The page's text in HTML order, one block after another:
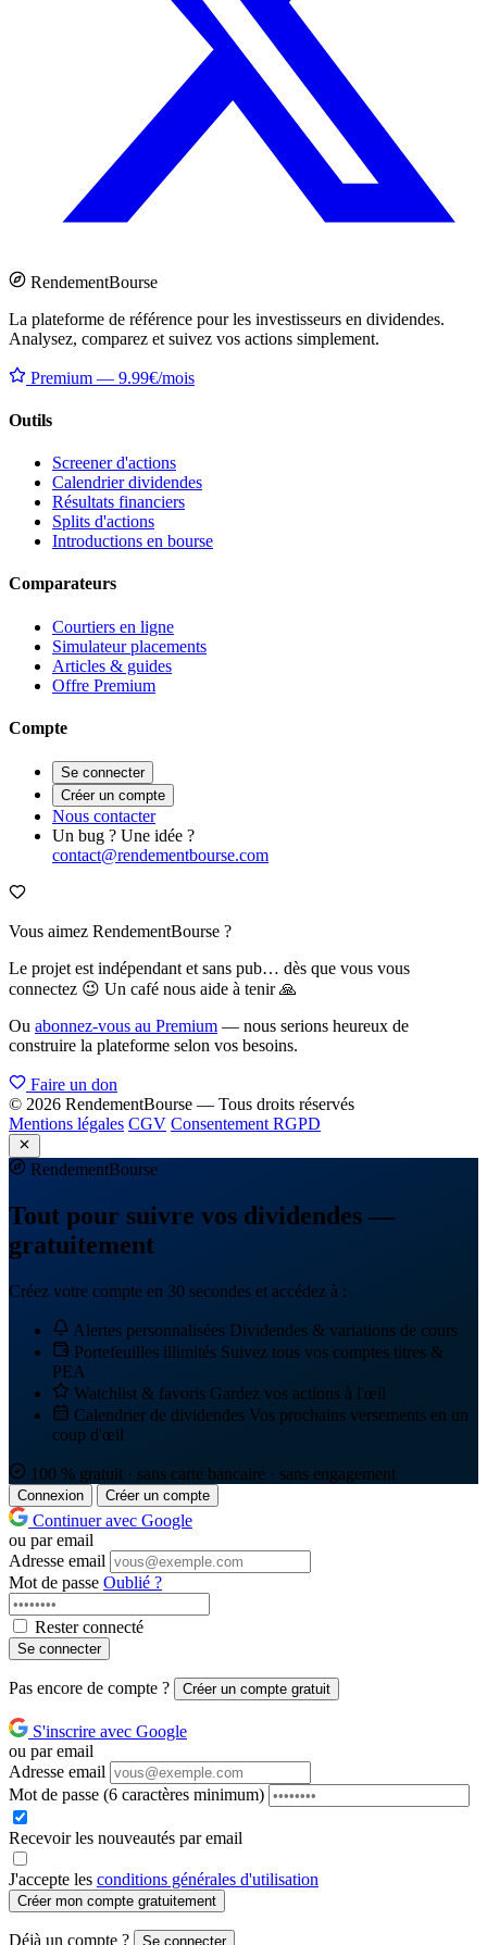
RendementBourse
La plateforme de référence pour les investisseurs en dividendes.
Analysez, comparez et suivez vos actions simplement.
Premium — 9.99€/mois
Outils
Screener d'actions
Calendrier dividendes
Résultats financiers
Splits d'actions
Introductions en bourse
Comparateurs
Courtiers en ligne
Simulateur placements
Articles & guides
Offre Premium
Compte
Se connecter
Créer un compte
Nous contacter
Un bug ? Une idée ?
contact@rendementbourse.com
Vous aimez RendementBourse ?
Le projet est indépendant et sans pub… dès que vous vous
connectez 😉 Un café nous aide à tenir 🙏
Ou abonnez-vous au Premium — nous serions heureux de
construire la plateforme selon vos besoins.
Faire un don
© 2026 RendementBourse — Tous droits réservés
Mentions légales CGV Consentement RGPD
RendementBourse
Tout pour suivre vos dividendes —
gratuitement
Créez votre compte en 30 secondes et accédez à :
Alertes personnalisées Dividendes & variations de cours
Portefeuilles illimités Suivez tous vos comptes titres &
PEA
Watchlist & favoris Gardez vos actions à l'œil
Calendrier de dividendes Vos prochains versements en un
coup d'œil
100 % gratuit · sans carte bancaire · sans engagement
Connexion Créer un compte
Continuer avec Google
ou par email
Adresse email
Mot de passe Oublié ?
Rester connecté
Se connecter
Pas encore de compte ? Créer un compte gratuit
S'inscrire avec Google
ou par email
Adresse email
Mot de passe (6 caractères minimum)
Recevoir les nouveautés par email
J'accepte les conditions générales d'utilisation
Créer mon compte gratuitement
Déjà un compte ? Se connecter